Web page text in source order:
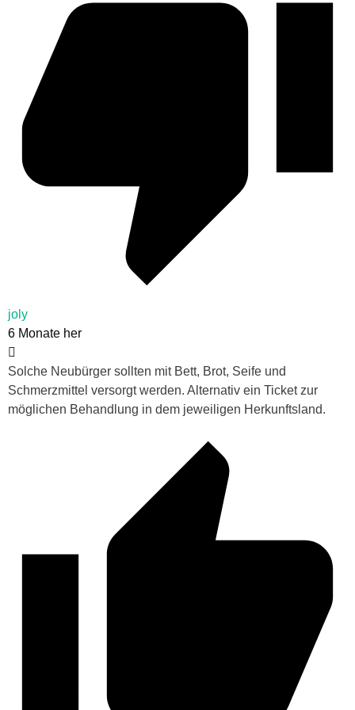
joly
6 Monate her
Solche Neubürger sollten mit Bett, Brot, Seife und
Schmerzmittel versorgt werden. Alternativ ein Ticket zur
möglichen Behandlung in dem jeweiligen Herkunftsland.